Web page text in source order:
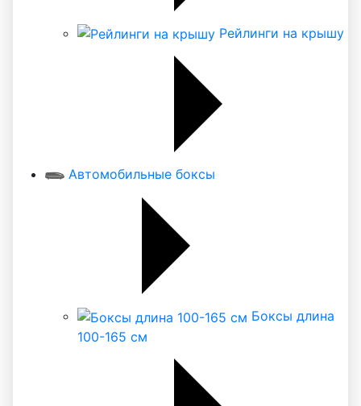
Рейлинги на крышу
Автомобильные боксы
Боксы длина
100-165 см